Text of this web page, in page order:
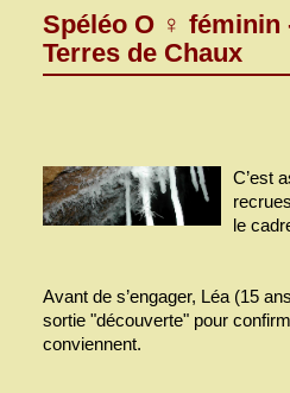
Spéléo O ♀ féminin
Terres de Chaux
C’est
le
Avant de s’engager, Léa (15
sortie "découverte" pour
conviennent.